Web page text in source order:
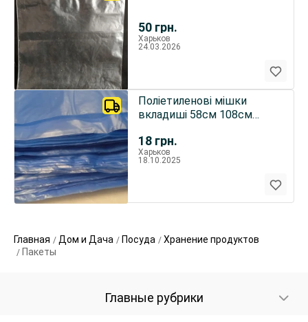
50 грн.
Харьков
24.03.2026
18 грн.
Поліетиленові мішки
вкладиші 58см 108см
Харьков
18.10.2025
Главная Дом и Дача Посуда
Хранение продуктов
Пакеты
Главные рубрики